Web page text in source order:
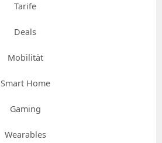
Tarife
Deals
Mobilität
Smart Home
Gaming
Wearables